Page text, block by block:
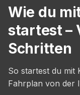
Wie du
startest –
Schritten
So startest du mit
Fahrplan von der